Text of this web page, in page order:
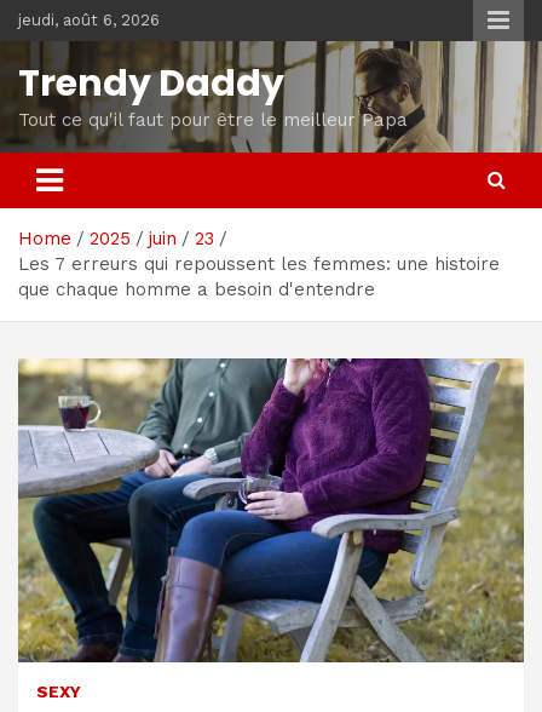
Skip
to
content
jeudi, août 6, 2026
Trendy Daddy
Tout ce qu'il faut pour être le meilleur Papa
Home 2025 juin
23
Les 7 erreurs qui repoussent les femmes: une histoire
que chaque homme a besoin d'entendre
SEXY